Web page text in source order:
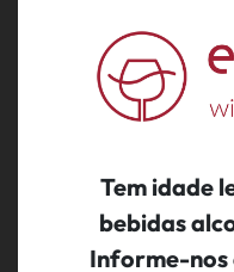
Tem idade
bebidas
Informe-nos